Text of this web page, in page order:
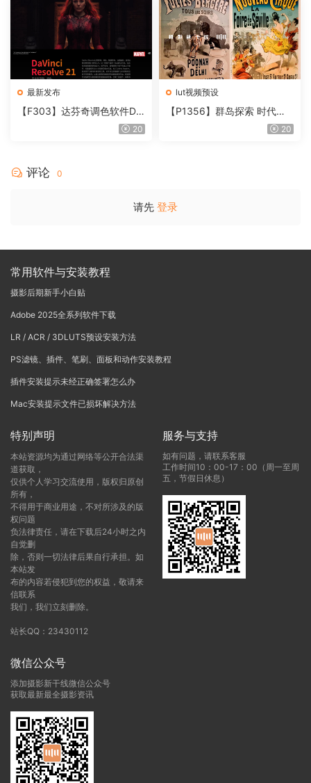
最新发布
【F303】达芬奇调色软件Da
Vinci Resolve Studio21.0.320
lut视频预设
【P1356】群岛探索 时代马
戏团 – QUEST 60 调色预设A
20
评论 0
请先 登录
常用软件与安装教程
摄影后期新手小白贴
Adobe 2025全系列软件下载
LR / ACR / 3DLUTS预设安装方法
PS滤镜、插件、笔刷、面板和动作安装教程
插件安装提示未经正确签署怎么办
Mac安装提示文件已损坏解决方法
特别声明
本站资源均为通过网络等公开合法渠
道获取，
仅供个人学习交流使用，版权归原创
所有，
不得用于商业用途，不对所涉及的版
权问题
负法律责任，请在下载后24小时之内
自觉删
除，否则一切法律后果自行承担。如
本站发
布的内容若侵犯到您的权益，敬请来
信联系
我们，我们立刻删除。
站长QQ：23430112
服务与支持
如有问题，请联系客服
工作时间10：00-17：00（周一至周
五，节假日休息）
微信公众号
添加摄影新干线微信公众号
获取最新最全摄影资讯